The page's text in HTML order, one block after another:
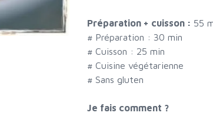
Préparation + cuisson : 55
# Préparation : 30 min
# Cuisson : 25 min
# Cuisine végétarienne
# Sans gluten
Je fais comment ?